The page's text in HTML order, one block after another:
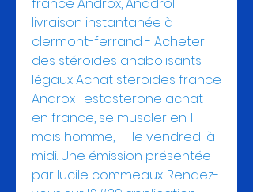
livraison instantanée à
clermont-ferrand - Acheter
des stéroïdes anabolisants
légaux Achat steroides france
Androx Testosterone achat
en france, se muscler en 1
mois homme,. — le vendredi à
midi. Une émission présentée
par lucile commeaux. Rendez-